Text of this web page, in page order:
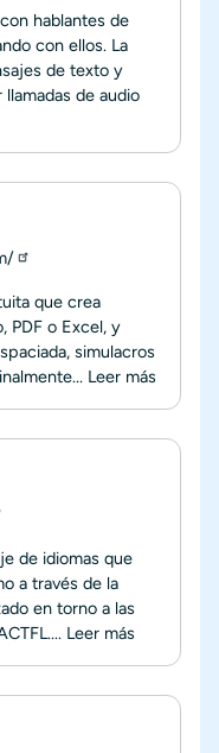
hablantes de
con ellos. La
de texto y
de audio
que crea
PDF o Excel, y
simulacros
Leer más
de idiomas que
a través de la
en torno a las
Leer más